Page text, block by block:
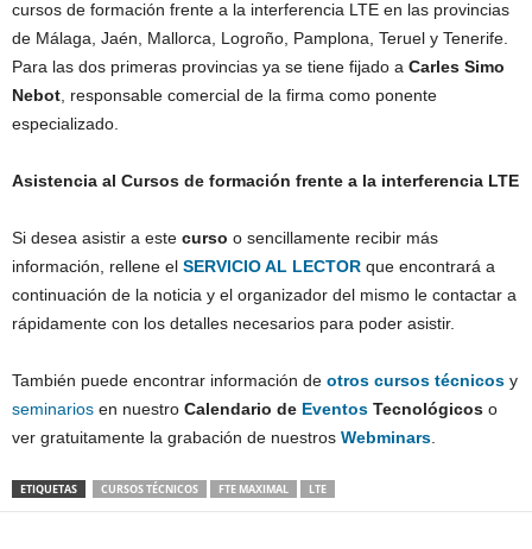
cursos de formación frente a la interferencia LTE en las provincias
de Málaga, Jaén, Mallorca, Logroño, Pamplona, Teruel y Tenerife.
Para las dos primeras provincias ya se tiene fijado a Carles Simo
Nebot , responsable comercial de la firma como ponente
especializado.
Asistencia al Cursos de formación frente a la interferencia LTE
Si desea asistir a este curso o sencillamente recibir más
información, rellene el SERVICIO AL LECTOR que encontrará a
continuación de la noticia y el organizador del mismo le contactar a
rápidamente con los detalles necesarios para poder asistir.
También puede encontrar información de otros cursos técnicos y
seminarios en nuestro Calendario de Eventos Tecnológicos o
ver gratuitamente la grabación de nuestros Webminars
ETIQUETAS CURSOS TÉCNICOS FTE MAXIMAL LTE